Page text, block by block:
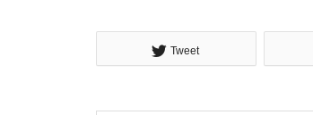
Tweet